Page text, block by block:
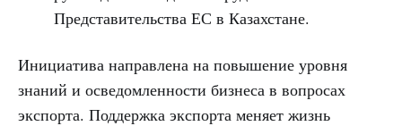
Представительства ЕС в Казахстане.
Инициатива направлена ​​на повышение уровня
знаний и осведомленности бизнеса в вопросах
экспорта. Поддержка экспорта меняет жизнь